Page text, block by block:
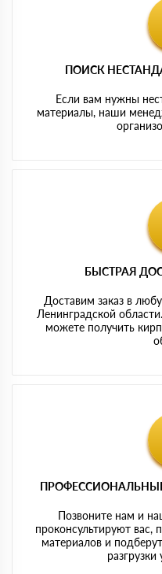
ПОИСК
Если вам нужны
материалы, наши
БЫСТРАЯ
Доставим заказ в
Ленинградской
можете получить
Позвоните нам и
проконсультируют вас,
материалов и
разгрузки